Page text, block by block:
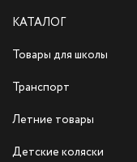
КАТАЛОГ
Товары для школы
Транспорт
Летние товары
Детские коляски